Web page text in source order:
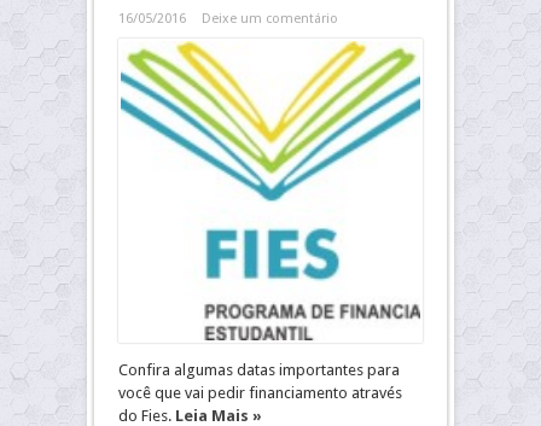
16/05/2016 Deixe um comentário
Confira algumas datas importantes para
você que vai pedir financiamento através
do Fies. Leia Mais »